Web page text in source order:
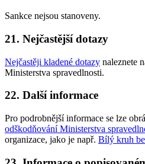
Sankce nejsou stanoveny.
21. Nejčastější dotazy
Nejčastěji kladené dotazy naleznete
Ministerstva spravedlnosti.
22. Další informace
Pro podrobnější informace se lze
odškodňování Ministerstva
organizace, jako je např. Bílý kruh